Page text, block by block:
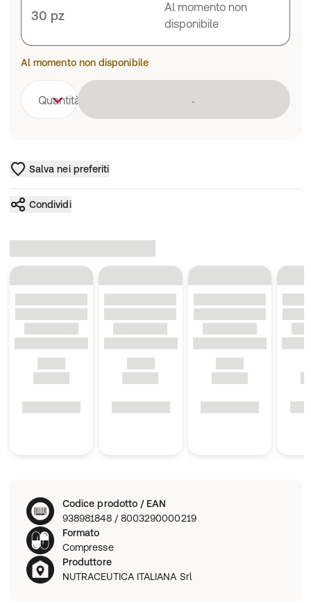
30 pz
Al momento non
disponibile
Al momento non disponibile
Quantità
Salva nei preferiti
Condividi
Codice prodotto / EAN
938981848 / 8003290000219
Formato
Compresse
Produttore
NUTRACEUTICA ITALIANA Srl